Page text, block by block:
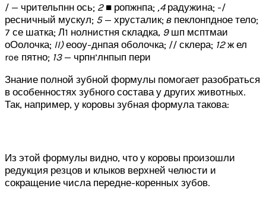
/ — чрительпнн ось; 2 ■ ропжнпа; ,4радужина; -/
ресничный мускул; 5— хрусталик; в пеклонпдное тело;
7 се шатка; Л1 нолнистня складка, 9шп мсптмаи
оОолочка; II)еооу-днпая оболочка; // склера; 12ж ел
roe пятно; 13— чрпн’лнпып пери
Знание полной зубной формулы помогает разобраться
в особенностях зубного состава у других животных.
Так, например, у коровы зубная формула такова:
Из этой формулы видно, что у коровы произошли
редукция резцов и клыков верхней челюсти и
сокращение числа передне-коренных зубов.